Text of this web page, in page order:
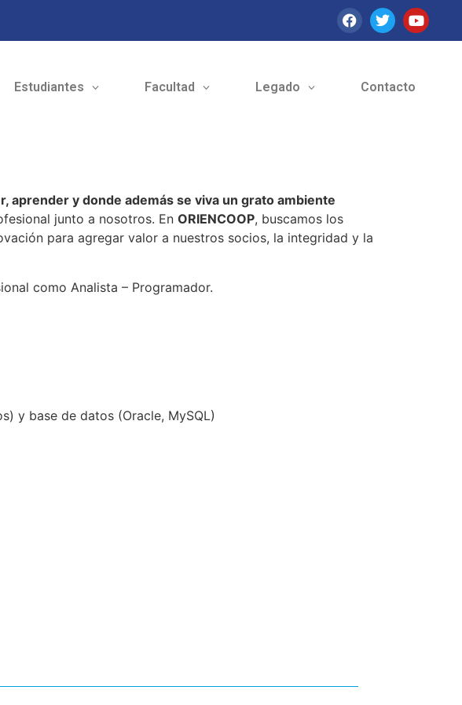
Estudiantes Facultad Legado Contacto
aprender y donde además se viva un grato ambiente
junto a nosotros. En ORIENCOOP, buscamos los
para agregar valor a nuestros socios, la integridad y la
como Analista – Programador.
y base de datos (Oracle, MySQL)